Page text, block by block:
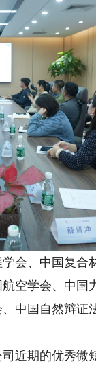
、中国复合
空学会、中国
中国自然辩证
期的优秀微